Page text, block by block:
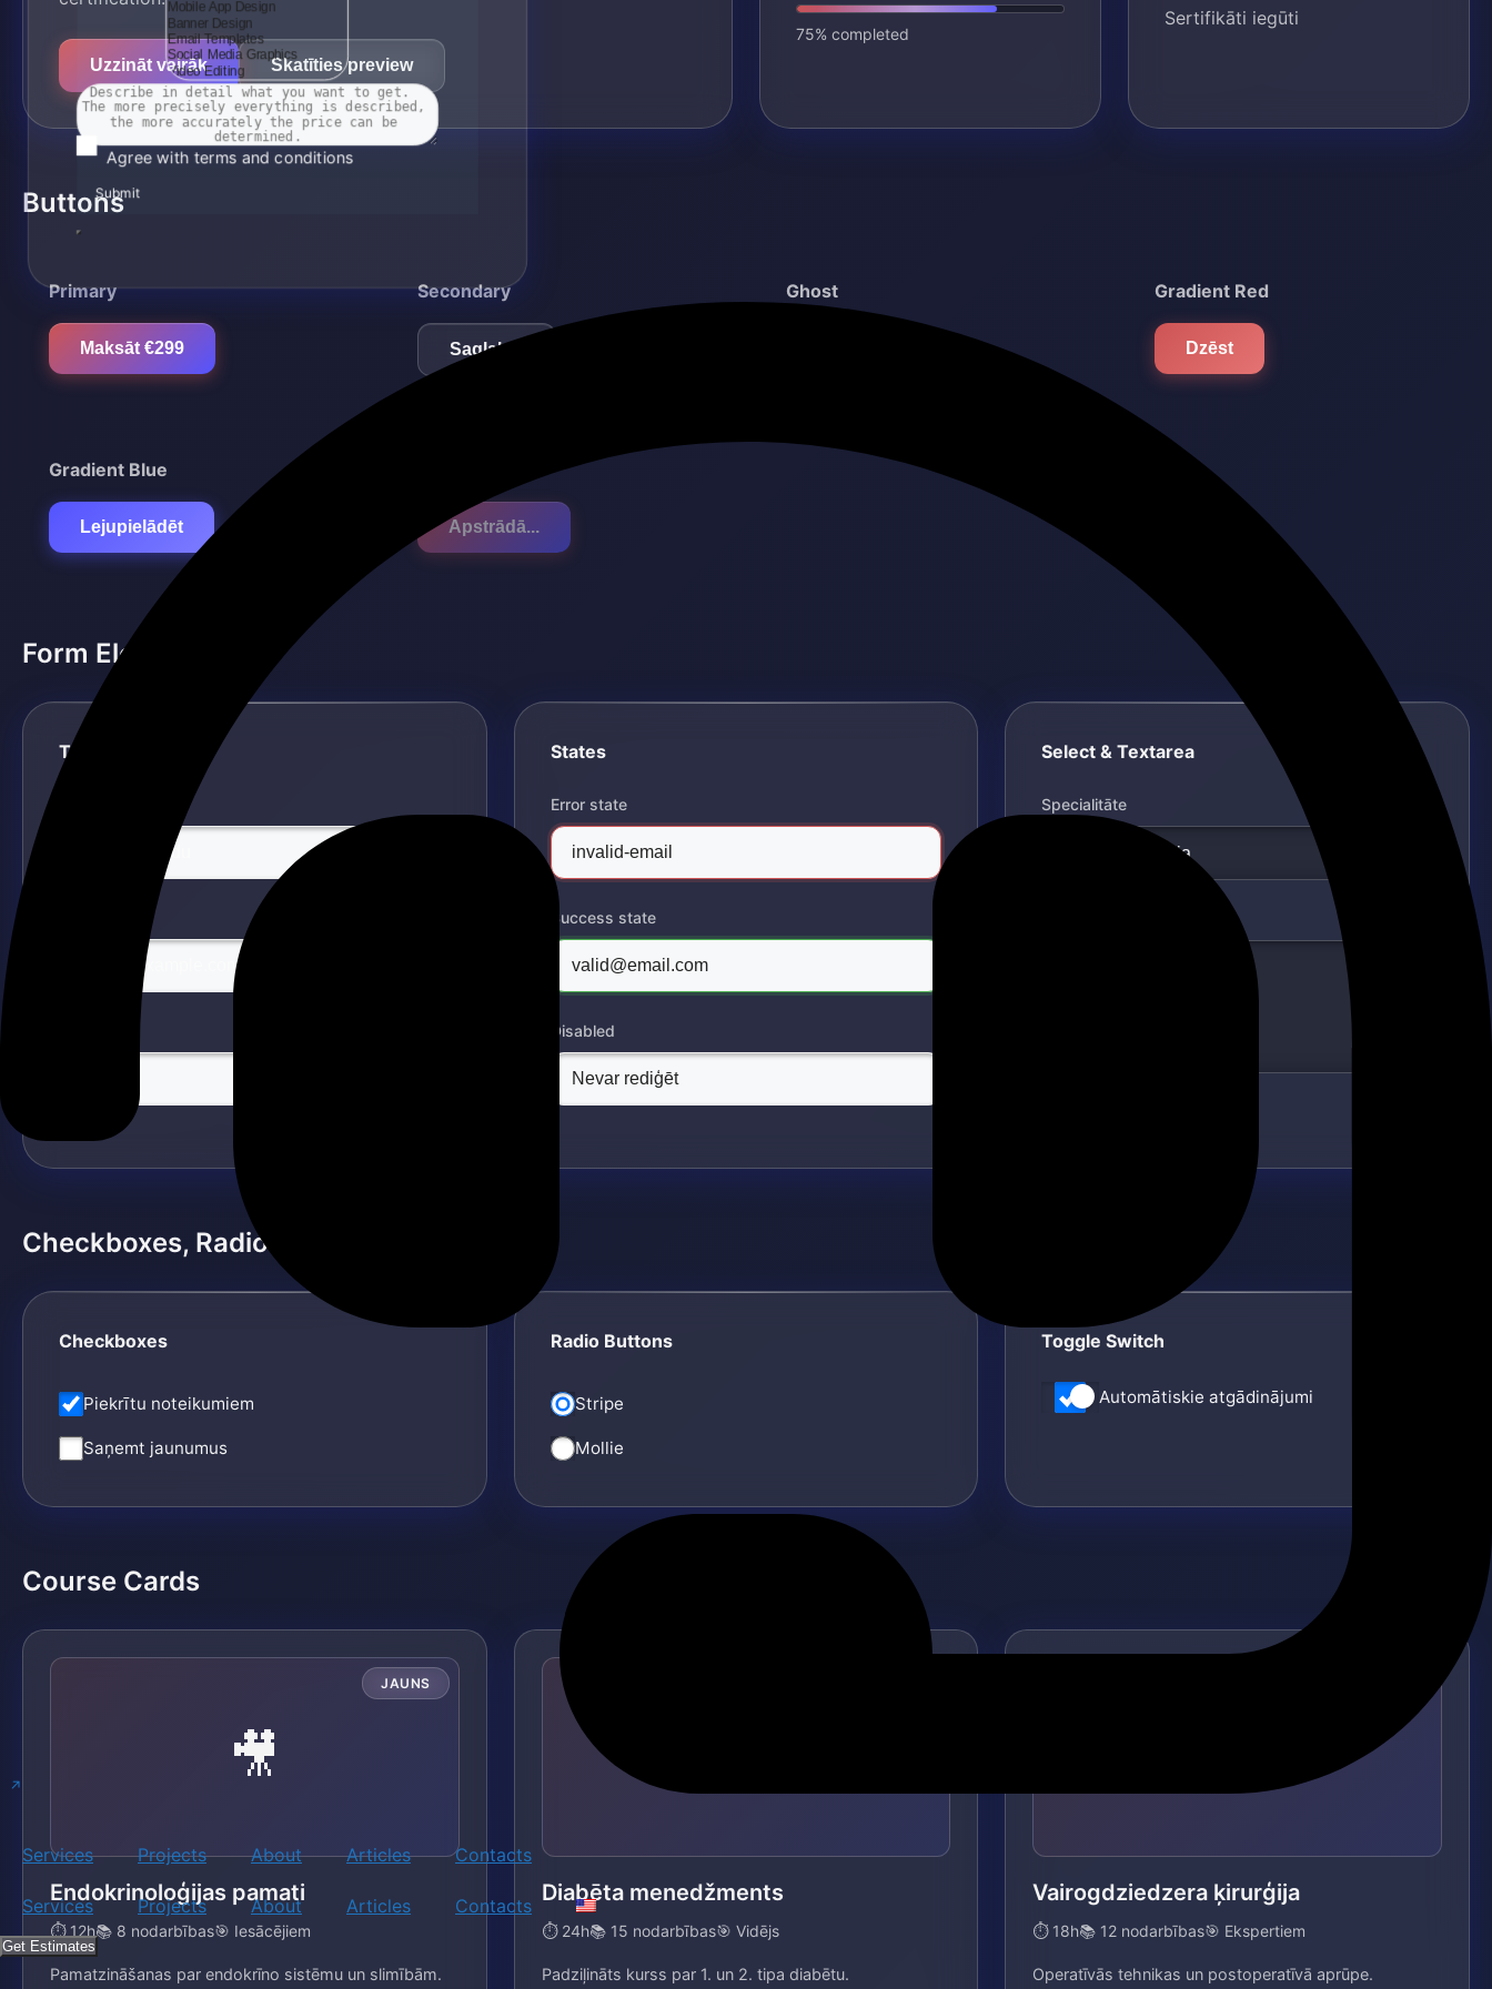
Agree with terms and conditions
Submit
Services Projects About Articles Contacts
Services Projects About Articles Contacts
Get Estimates
Uzzināt vairāk Skatīties preview
75% completed
Sertifikāti iegūti
Buttons
Primary
Maksāt €299
Secondary
Saglabāt
Ghost Gradient Red
Dzēst
Gradient Blue
Lejupielādēt Apstrādā...
Form Elements
Text Inputs States
Error state
Success state
Disabled
Select & Textarea
Specialitāte
Checkboxes, Radios & Toggles
Checkboxes
Piekrītu noteikumiem
Saņemt jaunumus
Radio Buttons
Stripe
Mollie
Toggle Switch
Automātiskie atgādinājumi
Course Cards
🎥
JAUNS
Endokrinoloģijas pamati
⏱ 12h📚 8 nodarbības🎯 Iesācējiem
Pamatzināšanas par endokrīno sistēmu un slimībām.
Diabēta menedžments
⏱ 24h📚 15 nodarbības🎯 Vidējs
Padziļināts kurss par 1. un 2. tipa diabētu.
Vairogdziedzera ķirurģija
⏱ 18h📚 12 nodarbības🎯 Ekspertiem
Operatīvās tehnikas un postoperatīvā aprūpe.